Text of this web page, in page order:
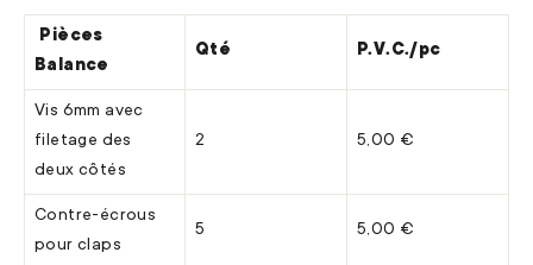
Pièces
Balance
Qté P.V.C./pc
Vis 6mm avec
filetage des
deux côtés
2 5,00 €
Contre-écrous
pour claps
5 5,00 €